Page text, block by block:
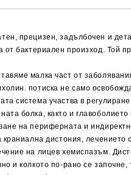
прецизен, задълбочен и
от бактериален произход. Той
малка част от
потиска не само
система участва в
болка, както и
на периферната и
краниална дистония,
на лицев хемиспазъм.
и колкото по-рано се